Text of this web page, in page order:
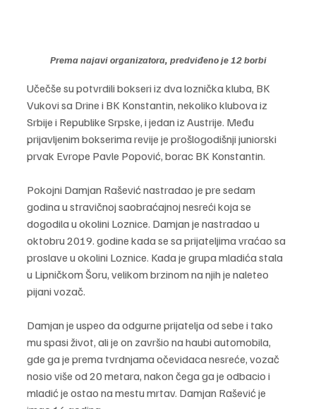
Prema najavi organizatora, predviđeno je 12 borbi
Učečše su potvrdili bokseri iz dva loznička kluba, BK
Vukovi sa Drine i BK Konstantin, nekoliko klubova iz
Srbije i Republike Srpske, i jedan iz Austrije. Među
prijavljenim bokserima revije je prošlogodišnji juniorski
prvak Evrope Pavle Popović, borac BK Konstantin.
Pokojni Damjan Rašević nastradao je pre sedam
godina u stravičnoj saobraćajnoj nesreći koja se
dogodila u okolini Loznice. Damjan je nastradao u
oktobru 2019. godine kada se sa prijateljima vraćao sa
proslave u okolini Loznice. Kada je grupa mladića stala
u Lipničkom Šoru, velikom brzinom na njih je naleteo
pijani vozač.
Damjan je uspeo da odgurne prijatelja od sebe i tako
mu spasi život, ali je on završio na haubi automobila,
gde ga je prema tvrdnjama očevidaca nesreće, vozač
nosio više od 20 metara, nakon čega ga je odbacio i
mladić je ostao na mestu mrtav. Damjan Rašević je